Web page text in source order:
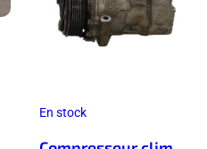
En stock